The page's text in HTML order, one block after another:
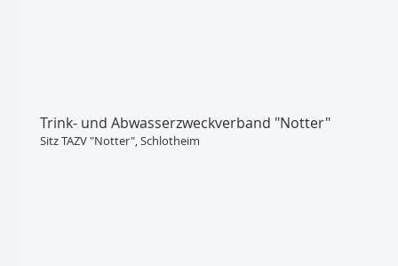
Trink- und Abwasser­zweckverband "Notter"
Sitz TAZV "Notter", Schlotheim